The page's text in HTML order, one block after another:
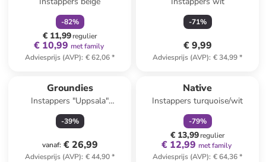
-82%
€ 11,99regulier
€ 10,99 met family
Adviesprijs (AVP): € 62,06*
-71%
€ 9,99
Adviesprijs (AVP): € 34,99*
Groundies
Instappers "Uppsala"
donkerblauw/geel
-39%
vanaf: € 26,99
Adviesprijs (AVP): € 44,90*
Native
Instappers turquoise/wit
-79%
€ 13,99regulier
€ 12,99 met family
Adviesprijs (AVP): € 64,36*